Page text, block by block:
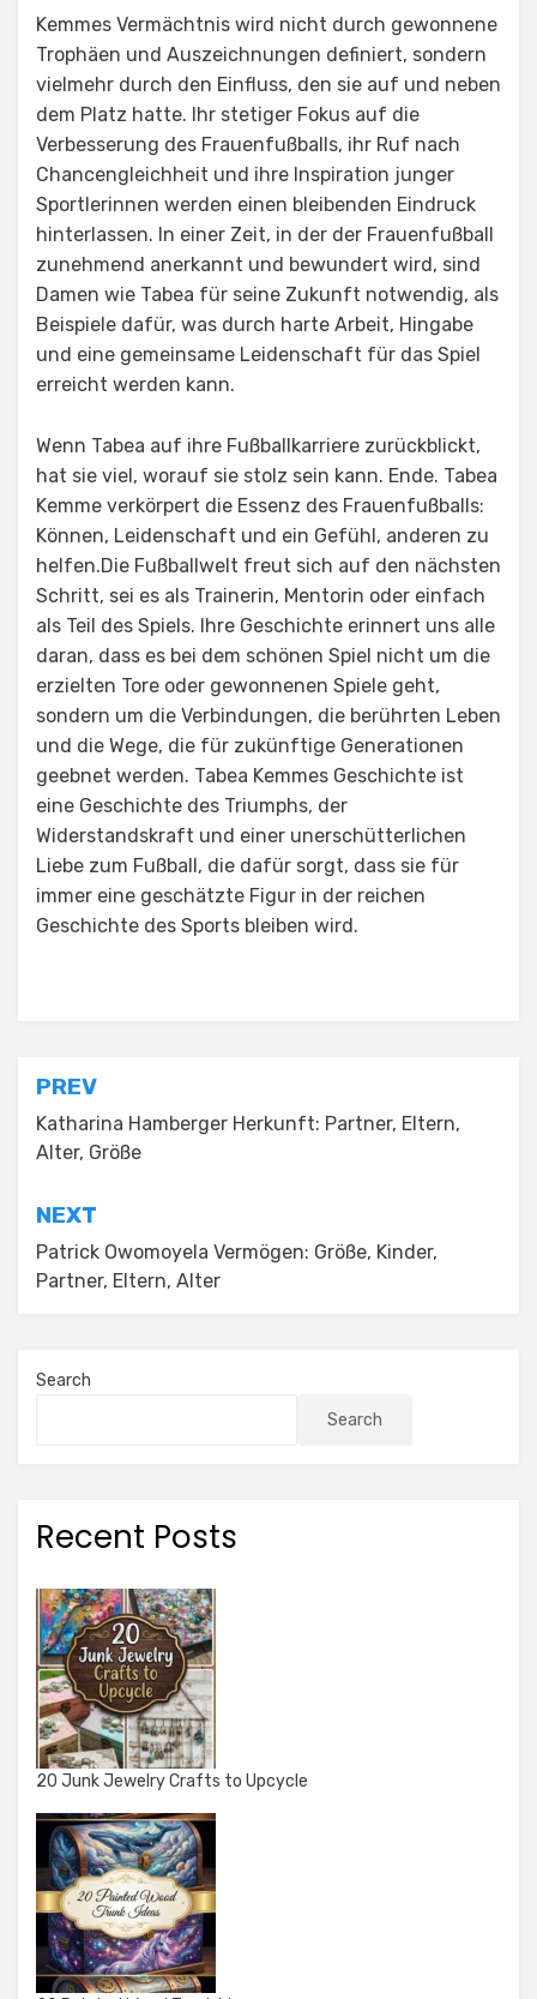
Kemmes Vermächtnis wird nicht durch gewonnene
Trophäen und Auszeichnungen definiert, sondern
vielmehr durch den Einfluss, den sie auf und neben
dem Platz hatte. Ihr stetiger Fokus auf die
Verbesserung des Frauenfußballs, ihr Ruf nach
Chancengleichheit und ihre Inspiration junger
Sportlerinnen werden einen bleibenden Eindruck
hinterlassen. In einer Zeit, in der der Frauenfußball
zunehmend anerkannt und bewundert wird, sind
Damen wie Tabea für seine Zukunft notwendig, als
Beispiele dafür, was durch harte Arbeit, Hingabe
und eine gemeinsame Leidenschaft für das Spiel
erreicht werden kann.
Wenn Tabea auf ihre Fußballkarriere zurückblickt,
hat sie viel, worauf sie stolz sein kann. Ende. Tabea
Kemme verkörpert die Essenz des Frauenfußballs:
Können, Leidenschaft und ein Gefühl, anderen zu
helfen.Die Fußballwelt freut sich auf den nächsten
Schritt, sei es als Trainerin, Mentorin oder einfach
als Teil des Spiels. Ihre Geschichte erinnert uns alle
daran, dass es bei dem schönen Spiel nicht um die
erzielten Tore oder gewonnenen Spiele geht,
sondern um die Verbindungen, die berührten Leben
und die Wege, die für zukünftige Generationen
geebnet werden. Tabea Kemmes Geschichte ist
eine Geschichte des Triumphs, der
Widerstandskraft und einer unerschütterlichen
Liebe zum Fußball, die dafür sorgt, dass sie für
immer eine geschätzte Figur in der reichen
Geschichte des Sports bleiben wird.
Post
navigation
PREV
Katharina Hamberger Herkunft: Partner, Eltern,
Alter, Größe
NEXT
Patrick Owomoyela Vermögen: Größe, Kinder,
Partner, Eltern, Alter
Search
Search
Recent Posts
20 Junk Jewelry Crafts to Upcycle